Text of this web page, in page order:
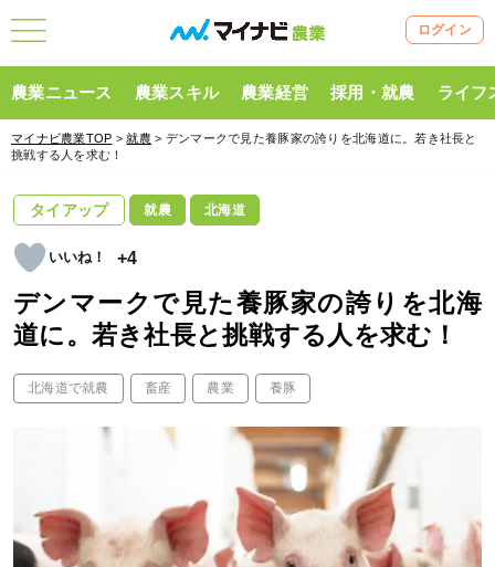
ログイン
農業ニュース 農業スキル 農業経営 採用・就農 ライフ
マイナビ農業TOP >就農 > デンマークで見た養豚家の誇りを北海道に。若き社長と
挑戦する人を求む！
タイアップ 就農 北海道
+4
デンマークで見た養豚家の誇りを北海
道に。若き社長と挑戦する人を求む！
北海道で就農 畜産 農業 養豚